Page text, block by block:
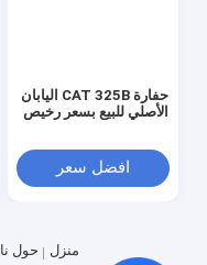
حفارة CAT 325B اليابان
الأصلي للبيع بسعر رخيص
افضل سعر
منزل حول نا